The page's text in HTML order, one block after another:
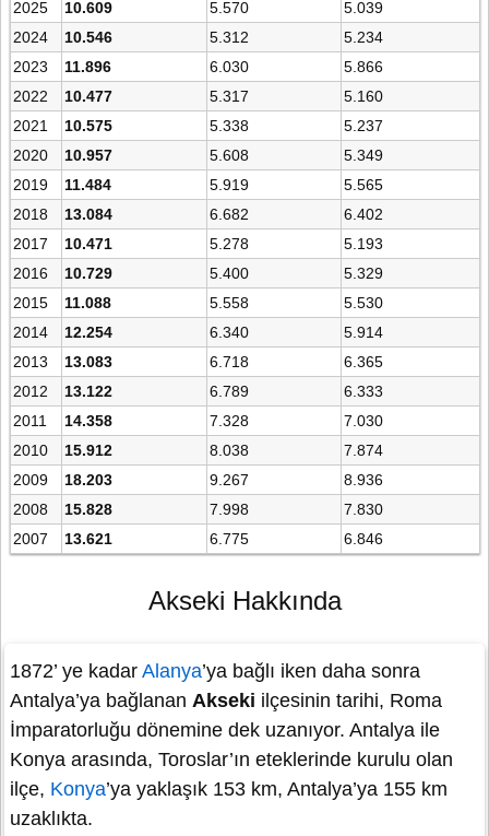
2025
10.609 5.570
5.039
2024
10.546 5.312
5.234
2023
11.896 6.030
5.866
2022
10.477 5.317
5.160
2021
10.575 5.338
5.237
2020
10.957 5.608
5.349
2019
11.484 5.919
5.565
2018
13.084 6.682
6.402
2017
10.471 5.278
5.193
2016
10.729 5.400
5.329
2015
11.088 5.558
5.530
2014
12.254 6.340
5.914
2013
13.083 6.718
6.365
2012
13.122 6.789
6.333
2011
14.358 7.328
7.030
2010
15.912 8.038
7.874
2009
18.203 9.267
8.936
2008
15.828 7.998
7.830
2007
13.621 6.775 6.846
Akseki Hakkında
1872’ ye kadar Alanya’ya bağlı iken daha sonra
Antalya’ya bağlanan Akseki ilçesinin tarihi, Roma
İmparatorluğu dönemine dek uzanıyor. Antalya ile
Konya arasında, Toroslar’ın eteklerinde kurulu olan
ilçe, Konya’ya yaklaşık 153 km, Antalya’ya 155 km
uzaklıkta.